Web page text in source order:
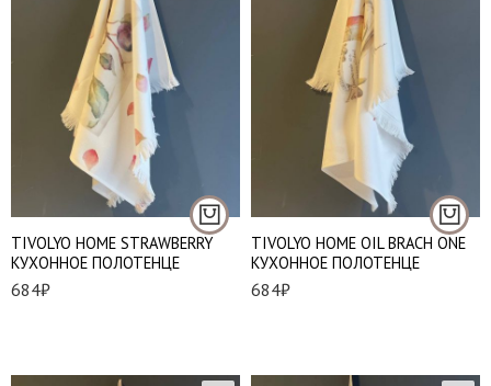
TIVOLYO HOME STRAWBERRY
КУХОННОЕ ПОЛОТЕНЦЕ
684₽
TIVOLYO HOME OIL BRACH ONE
КУХОННОЕ ПОЛОТЕНЦЕ
684₽